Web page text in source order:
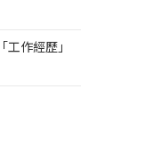
作經歷」